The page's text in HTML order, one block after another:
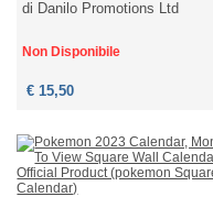
Con Indicazione Dei
(calendario George
di Danilo Promotions Ltd
Non Disponibile
€ 15,50